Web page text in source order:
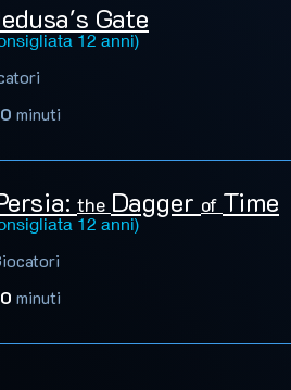
Gate
12 anni)
minuti
the Dagger of Time
12 anni)
minuti